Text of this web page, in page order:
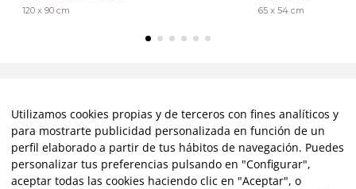
120 x 90 cm 65 x 54 cm
Avis clients
★★★★★
Utilizamos cookies propias y de terceros con fines analíticos y
para mostrarte publicidad personalizada en función de un
perfil elaborado a partir de tus hábitos de navegación. Puedes
personalizar tus preferencias pulsando en "Configurar",
aceptar todas las cookies haciendo clic en "Aceptar", o